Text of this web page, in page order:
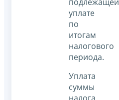
уплате
по
итогам
налогового
периода.
Уплата
суммы